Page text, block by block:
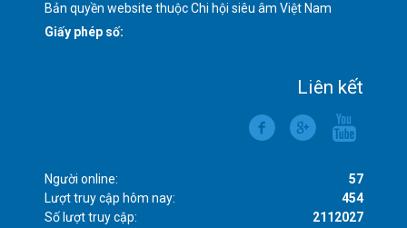
Bản quyền website thuộc Chi hội siêu âm Việt Nam
Giấy phép số:
Liên kết
Người online:
57
Lượt truy cập hôm nay:
454
Số lượt truy cập:
2112027